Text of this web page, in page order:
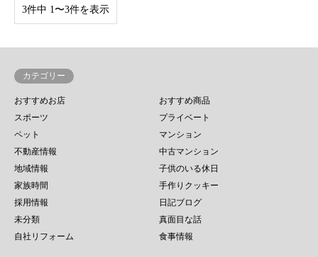
3件中 1〜3件を表示
カテゴリー
おすすめお店
おすすめ商品
スポーツ
プライベート
ペット
マンション
不動産情報
中古マンション
地域情報
子供のいる休日
家族時間
手作りクッキー
採用情報
日記ブログ
未分類
真面目な話
自社リフォーム
食事情報